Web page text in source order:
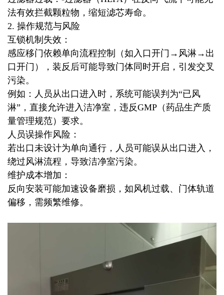
法有效拦截颗粒物，缩短滤芯寿命。
2. 操作规范与风险
互锁机制失效：
感应移门依赖单向流程控制（如入口开门→风淋→出
口开门），装反后可能导致门体同时开启，引发交叉
污染。
例如：人员从出口进入时，系统可能误判为“已风
淋”，直接允许进入洁净室，违反GMP（药品生产质
量管理规范）要求。
人员误操作风险：
若出口未设计为单向通行，人员可能误从出口进入，
绕过风淋流程，导致洁净室污染。
维护成本增加：
反向安装可能加速设备磨损，如风机过载、门体轨道
偏移，需频繁维修。